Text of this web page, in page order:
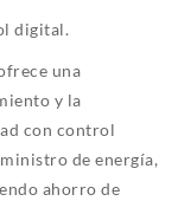
digital.
una
y la
con control
de energía,
ahorro de